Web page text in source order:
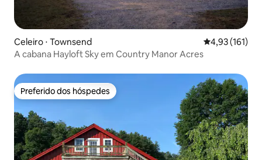
Celeiro ⋅ Townsend 4,93 de uma
4,93 (161)
A cabana Hayloft Sky em Country Manor Acres
Preferido dos hóspedes
Preferido dos hóspedes